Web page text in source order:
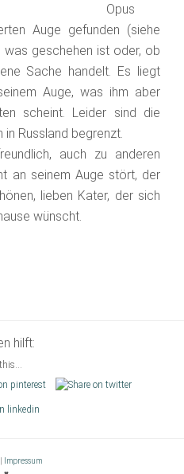
Opus
Auge gefunden (siehe
geschehen ist oder, ob
Sache handelt. Es liegt
Auge, was ihm aber
scheint. Leider sind die
Russland begrenzt.
auch zu anderen
an seinem Auge stört, der
lieben Kater, der sich
wünscht.
hilft:
Impressum